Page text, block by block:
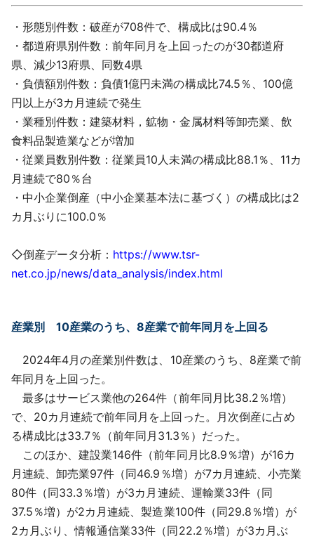
・形態別件数：破産が708件で、構成比は90.4％
・都道府県別件数：前年同月を上回ったのが30都道府
県、減少13府県、同数4県
・負債額別件数：負債1億円未満の構成比74.5％、100億
円以上が3カ月連続で発生
・業種別件数：建築材料，鉱物・金属材料等卸売業、飲
食料品製造業などが増加
・従業員数別件数：従業員10人未満の構成比88.1％、11カ
月連続で80％台
・中小企業倒産（中小企業基本法に基づく）の構成比は2
カ月ぶりに100.0％
◇倒産データ分析： https://www.tsr-
net.co.jp/news/data_analysis/index.html
産業別 10産業のうち、8産業で前年同月を上回る
2024年4月の産業別件数は、10産業のうち、8産業で前
年同月を上回った。
最多はサービス業他の264件（前年同月比38.2％増）
で、20カ月連続で前年同月を上回った。月次倒産に占め
る構成比は33.7％（前年同月31.3％）だった。
このほか、建設業146件（前年同月比8.9％増）が16カ
月連続、卸売業97件（同46.9％増）が7カ月連続、小売業
80件（同33.3％増）が3カ月連続、運輸業33件（同
37.5％増）が2カ月連続、製造業100件（同29.8％増）が
2カ月ぶり、情報通信業33件（同22.2％増）が3カ月ぶ